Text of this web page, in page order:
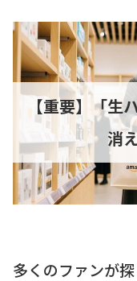
【重要】「生
消
多くのファンが